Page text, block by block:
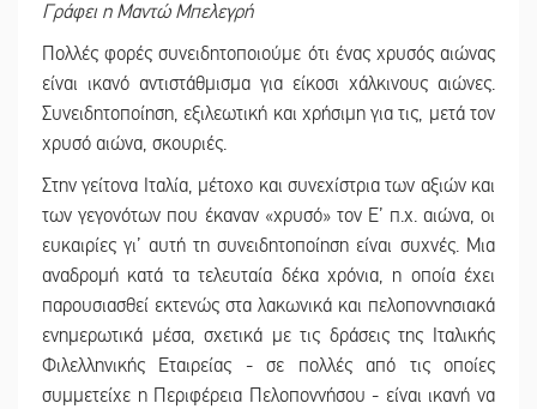
Γράφει η Μαντώ Μπελεγρή
Πολλές φορές συνειδητοποιούμε ότι ένας χρυσός αιώνας
είναι ικανό αντιστάθμισμα για είκοσι χάλκινους αιώνες.
Συνειδητοποίηση, εξιλεωτική και χρήσιμη για τις, μετά τον
χρυσό αιώνα, σκουριές.
Στην γείτονα Ιταλία, μέτοχο και συνεχίστρια των αξιών και
των γεγονότων που έκαναν «χρυσό» τον Ε’ π.χ. αιώνα, οι
ευκαιρίες γι’ αυτή τη συνειδητοποίηση είναι συχνές. Μια
αναδρομή κατά τα τελευταία δέκα χρόνια, η οποία έχει
παρουσιασθεί εκτενώς στα λακωνικά και πελοποννησιακά
ενημερωτικά μέσα, σχετικά με τις δράσεις της Ιταλικής
Φιλελληνικής Εταιρείας - σε πολλές από τις οποίες
συμμετείχε η Περιφέρεια Πελοποννήσου - είναι ικανή να